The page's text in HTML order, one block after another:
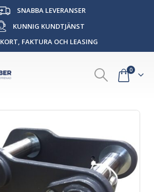
SNABBA LEVERANSER
KUNNIG KUNDTJÄNST
KORT, FAKTURA OCH LEASING
0